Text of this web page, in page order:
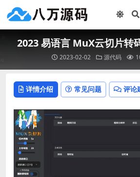
2023 易语言 MuX云切片转
2023-02-02 源代码
详情介绍 常见问题 评论